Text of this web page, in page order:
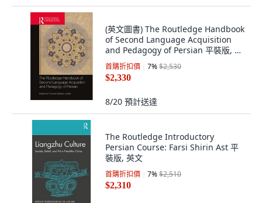
(英文圖書) The Routledge Handbook
of Second Language Acquisition
and Pedagogy of Persian 平裝版, 英
文
首購折扣價 7%$2,530
$2,330
8/20 預計送達
The Routledge Introductory
Persian Course: Farsi Shirin Ast 平
裝版, 英文
首購折扣價 7%$2,510
$2,310